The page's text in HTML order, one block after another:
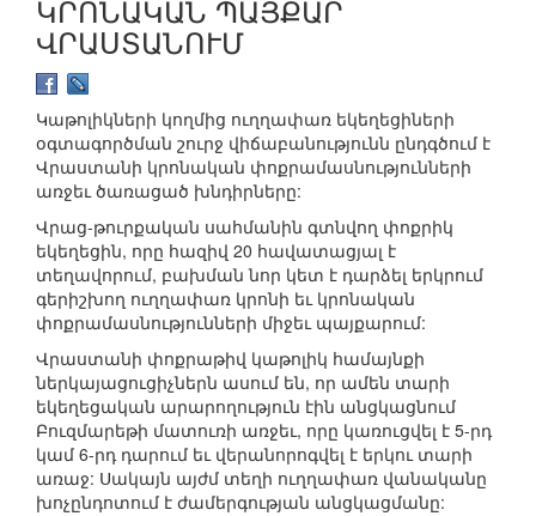
ԿՐՈՆԱԿԱՆ ՊԱՅՔԱՐ
ՎՐԱՍՏԱՆՈՒՄ
Կաթոլիկների կողմից ուղղափառ եկեղեցիների
օգտագործման շուրջ վիճաբանությունն ընդգծում է
Վրաստանի կրոնական փոքրամասնությունների
առջեւ ծառացած խնդիրները:
Վրաց-թուրքական սահմանին գտնվող փոքրիկ
եկեղեցին, որը հազիվ 20 հավատացյալ է
տեղավորում, բախման նոր կետ է դարձել երկրում
գերիշխող ուղղափառ կրոնի եւ կրոնական
փոքրամասնությունների միջեւ պայքարում:
Վրաստանի փոքրաթիվ կաթոլիկ համայնքի
ներկայացուցիչներն ասում են, որ ամեն տարի
եկեղեցական արարողություն էին անցկացնում
Բուզմարեթի մատուռի առջեւ, որը կառուցվել է 5-րդ
կամ 6-րդ դարում եւ վերանորոգվել է երկու տարի
առաջ: Սակայն այժմ տեղի ուղղափառ վանականը
խոչընդոտում է ժամերգության անցկացմանը: